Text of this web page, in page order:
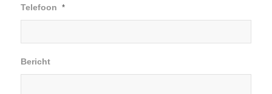
Telefoon *
Bericht